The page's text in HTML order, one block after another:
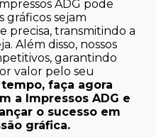
ADG pode
gráficos sejam
precisa, transmitindo a
Além disso, nossos
garantindo
valor pelo seu
faça agora
a Impressos ADG e
o sucesso em
gráfica.